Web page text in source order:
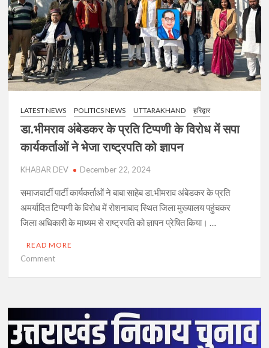
सप्ताह
प्रदेश
में
निकाय
चुनाव
की
आचार
हो
सकती
है
लागू
LATEST NEWS POLITICS NEWS UTTARAKHAND हरिद्वार
डा.भीमराव अंबेडकर के प्रति टिप्पणी के विरोध में सपा
कार्यकर्ताओं ने भेजा राष्ट्रपति को ज्ञापन
KHABAR DEV December 22, 2024
समाजवार्टी पार्टी कार्यकर्ताओं ने बाबा साहेब डा.भीमराव अंबेडकर के प्रति
अमर्यादित टिप्पणी के विरोध में रोशनाबाद स्थित जिला मुख्यालय पहुंचकर
जिला अधिकारी के माध्यम से राष्ट्रपति को ज्ञापन प्रेषित किया। …
READ MORE
Commenton
प्रति
टिप्पणी